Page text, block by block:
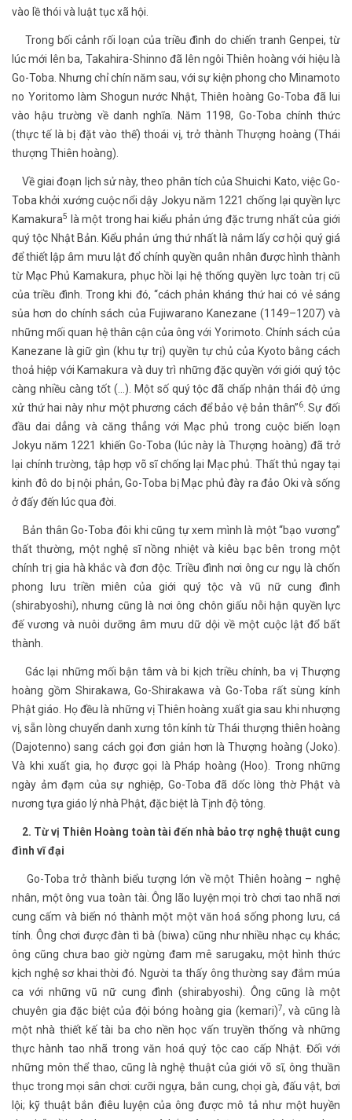
vào lề thói và luật tục xã hội.
Trong bối cảnh rối loạn của triều đình do chiến tranh Genpei, từ
lúc mới lên ba, Takahira-Shinno đã lên ngôi Thiên hoàng với hiệu là
Go-Toba. Nhưng chỉ chín năm sau, với sự kiện phong cho Minamoto
no Yoritomo làm Shogun nước Nhật, Thiên hoàng Go-Toba đã lui
vào hậu trường về danh nghĩa. Năm 1198, Go-Toba chính thức
(thực tế là bị đặt vào thế) thoái vị, trở thành Thượng hoàng (Thái
thượng Thiên hoàng).
Về giai đoạn lịch sử này, theo phân tích của Shuichi Kato, việc Go-
Toba khởi xướng cuộc nổi dậy Jokyu năm 1221 chống lại quyền lực
Kamakura5
là một trong hai kiểu phản ứng đặc trưng nhất của giới
quý tộc Nhật Bản. Kiểu phản ứng thứ nhất là nắm lấy cơ hội quý giá
để thiết lập âm mưu lật đổ chính quyền quân nhân được hình thành
từ Mạc Phủ Kamakura, phục hồi lại hệ thống quyền lực toàn trị cũ
của triều đình. Trong khi đó, “cách phản kháng thứ hai có vẻ sáng
sủa hơn do chính sách của Fujiwarano Kanezane (1149–1207) và
những mối quan hệ thân cận của ông với Yorimoto. Chính sách của
Kanezane là giữ gìn (khu tự trị) quyền tự chủ của Kyoto bằng cách
thoả hiệp với Kamakura và duy trì những đặc quyền với giới quý tộc
càng nhiều càng tốt (…). Một số quý tộc đã chấp nhận thái độ ứng
xử thứ hai này như một phương cách để bảo vệ bản thân”6. Sự đối
đầu dai dẳng và căng thẳng với Mạc phủ trong cuộc biến loạn
Jokyu năm 1221 khiến Go-Toba (lúc này là Thượng hoàng) đã trở
lại chính trường, tập hợp võ sĩ chống lại Mạc phủ. Thất thủ ngay tại
kinh đô do bị nội phản, Go-Toba bị Mạc phủ đày ra đảo Oki và sống
ở đấy đến lúc qua đời.
Bản thân Go-Toba đôi khi cũng tự xem mình là một “bạo vương”
thất thường, một nghệ sĩ nồng nhiệt và kiêu bạc bên trong một
chính trị gia hà khắc và đơn độc. Triều đình nơi ông cư ngụ là chốn
phong lưu triền miên của giới quý tộc và vũ nữ cung đình
(shirabyoshi), nhưng cũng là nơi ông chôn giấu nỗi hận quyền lực
đế vương và nuôi dưỡng âm mưu dữ dội về một cuộc lật đổ bất
thành.
Gác lại những mối bận tâm và bi kịch triều chính, ba vị Thượng
hoàng gồm Shirakawa, Go-Shirakawa và Go-Toba rất sùng kính
Phật giáo. Họ đều là những vị Thiên hoàng xuất gia sau khi nhượng
vị, sẵn lòng chuyển danh xưng tôn kính từ Thái thượng thiên hoàng
(Dajotenno) sang cách gọi đơn giản hơn là Thượng hoàng (Joko).
Và khi xuất gia, họ được gọi là Pháp hoàng (Hoo). Trong những
ngày ảm đạm của sự nghiệp, Go-Toba đã dốc lòng thờ Phật và
nương tựa giáo lý nhà Phật, đặc biệt là Tịnh độ tông.
2. Từ vị Thiên Hoàng toàn tài đến nhà bảo trợ nghệ thuật cung
đình vĩ đại
Go-Toba trở thành biểu tượng lớn về một Thiên hoàng – nghệ
nhân, một ông vua toàn tài. Ông lão luyện mọi trò chơi tao nhã nơi
cung cấm và biến nó thành một một văn hoá sống phong lưu, cá
tính. Ông chơi được đàn tì bà (biwa) cũng như nhiều nhạc cụ khác;
ông cũng chưa bao giờ ngừng đam mê sarugaku, một hình thức
kịch nghệ sơ khai thời đó. Người ta thấy ông thường say đắm múa
ca với những vũ nữ cung đình (shirabyoshi). Ông cũng là một
chuyên gia đặc biệt của đội bóng hoàng gia (kemari)7, và cũng là
một nhà thiết kế tài ba cho nền học vấn truyền thống và những
thực hành tao nhã trong văn hoá quý tộc cao cấp Nhật. Đối với
những môn thể thao, cũng là nghệ thuật của giới võ sĩ, ông thuần
thục trong mọi sân chơi: cưỡi ngựa, bắn cung, chọi gà, đấu vật, bơi
lội; kỹ thuật bắn điêu luyện của ông được mô tả như một huyền